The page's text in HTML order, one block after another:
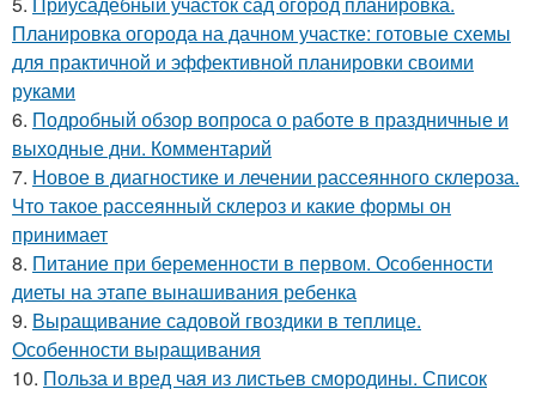
Планировка огорода на дачном участке: готовые схемы
для практичной и эффективной планировки своими
руками
6. Подробный обзор вопроса о работе в праздничные и
выходные дни. Комментарий
7. Новое в диагностике и лечении рассеянного склероза.
Что такое рассеянный склероз и какие формы он
принимает
8. Питание при беременности в первом. Особенности
диеты на этапе вынашивания ребенка
9. Выращивание садовой гвоздики в теплице.
Особенности выращивания
10. Польза и вред чая из листьев смородины. Список